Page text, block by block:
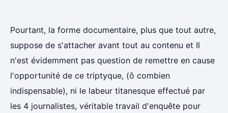
Pourtant, la forme documentaire, plus que tout autre,
suppose de s'attacher avant tout au contenu et Il
n'est évidemment pas question de remettre en cause
l'opportunité de ce triptyque, (ô combien
indispensable), ni le labeur titanesque effectué par
les 4 journalistes, véritable travail d'enquête pour